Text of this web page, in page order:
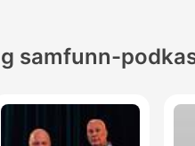
samfunn-